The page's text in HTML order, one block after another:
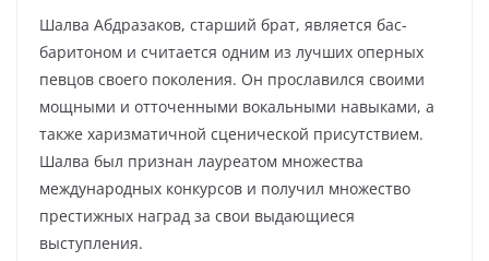
Шалва Абдразаков, старший брат, является бас-
баритоном и считается одним из лучших оперных
певцов своего поколения. Он прославился своими
мощными и отточенными вокальными навыками, а
также харизматичной сценической присутствием.
Шалва был признан лауреатом множества
международных конкурсов и получил множество
престижных наград за свои выдающиеся
выступления.